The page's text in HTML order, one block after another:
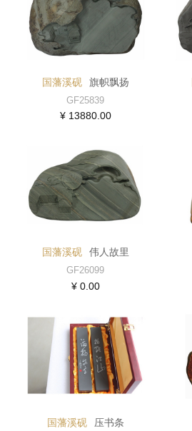
国藩溪砚 旗帜飘扬
GF25839
¥ 13880.00
国藩溪砚 伟人故里
GF26099
¥ 0.00
国藩溪砚 压书条